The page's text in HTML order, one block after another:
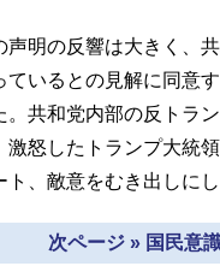
明の反響は大きく、
ているとの見解に同意
。共和党内部の反トラ
激怒したトランプ大統
、敵意をむき出しにし
次ページ » 国民意